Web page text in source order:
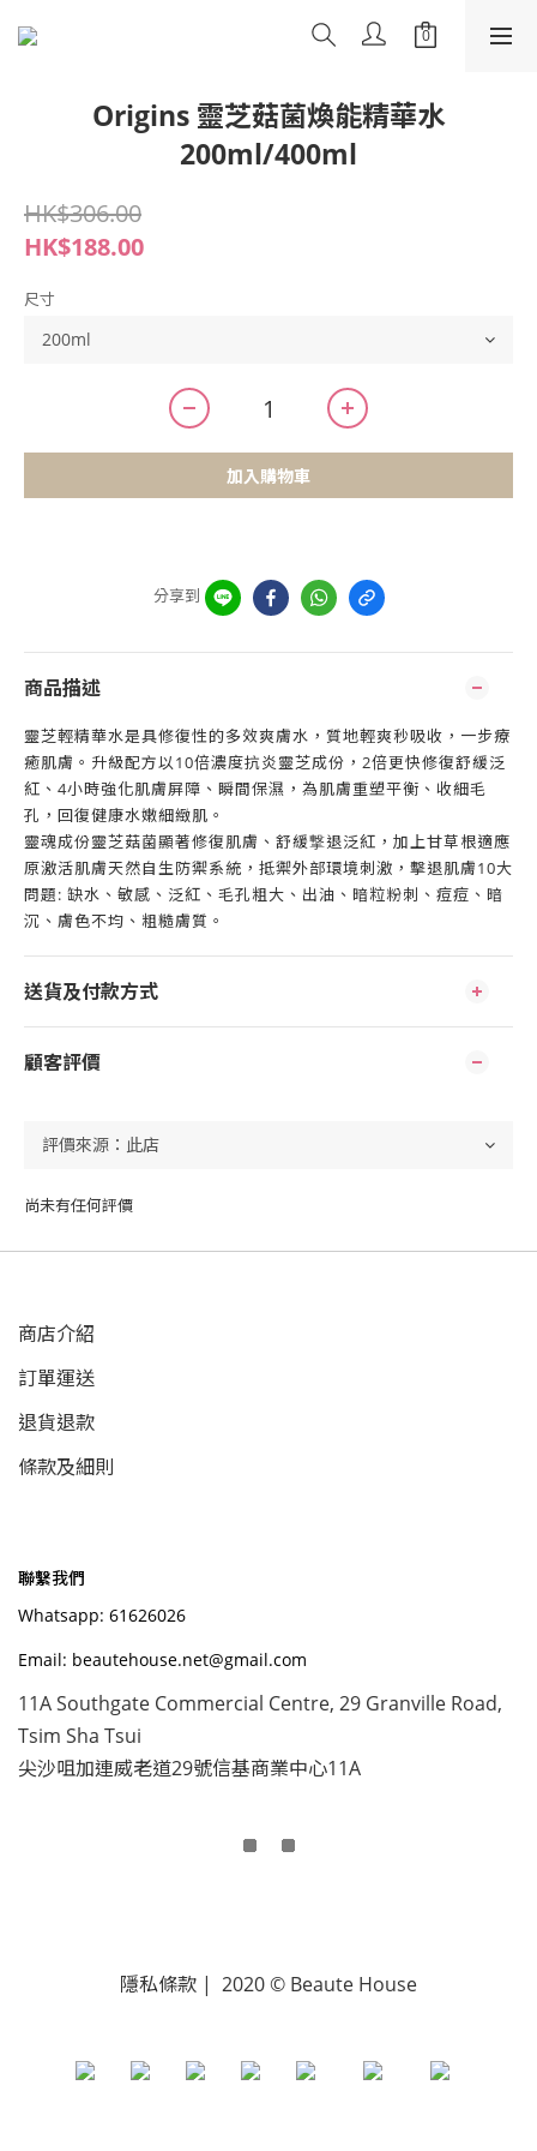
Origins 靈芝菇菌煥能精華水
200ml/400ml
HK$306.00
HK$188.00
尺寸
加入購物車
分享到
商品描述
靈芝輕精華水是具修復性的多效爽膚水，質地輕爽秒吸收，一步療
癒肌膚。升級配方以10倍濃度抗炎靈芝成份，2倍更快修復舒緩泛
紅、4小時強化肌膚屏障、瞬間保濕，為肌膚重塑平衡、收細毛
孔，回復健康水嫩細緻肌。
靈魂成份靈芝菇菌顯著修復肌膚、舒緩撃退泛紅，加上甘草根適應
原激活肌膚天然自生防禦系統，抵禦外部環境刺激，擊退肌膚10大
問題: 缺水、敏感、泛紅、毛孔粗大、出油、暗粒粉刺、痘痘、暗
沉、膚色不均、粗糙膚質。
送貨及付款方式
顧客評價
尚未有任何評價
商店介紹
訂單運送
退貨退款
條款及細則
聯繫我們
Whatsapp: 61626026
Email: beautehouse.net@gmail.com
11A Southgate Commercial Centre, 29 Granville Road,
Tsim Sha Tsui
尖沙咀加連威老道29號信基商業中心11A
隱私條款 | 2020 © Beaute House